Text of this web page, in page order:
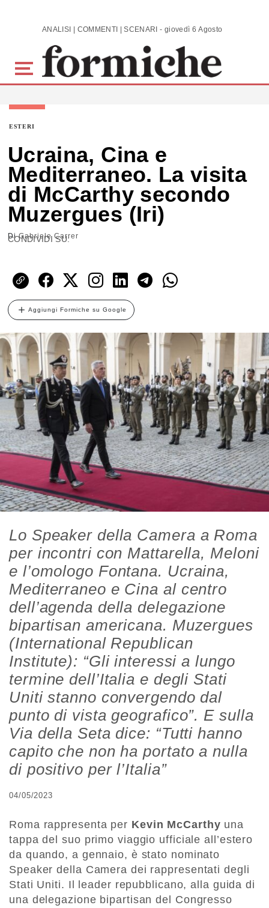
Skip to main content ANALISI | COMMENTI | SCENARI - giovedì 6 Agosto 2026
ESTERI
Ucraina, Cina e
Mediterraneo. La visita
di McCarthy secondo
Muzergues (Iri)
DiGabriele Carrer
CONDIVIDI SU:
Aggiungi Formiche su Google
Lo Speaker della Camera a Roma
per incontri con Mattarella, Meloni
e l’omologo Fontana. Ucraina,
Mediterraneo e Cina al centro
dell’agenda della delegazione
bipartisan americana. Muzergues
(International Republican
Institute): “Gli interessi a lungo
termine dell’Italia e degli Stati
Uniti stanno convergendo dal
punto di vista geografico”. E sulla
Via della Seta dice: “Tutti hanno
capito che non ha portato a nulla
di positivo per l’Italia”
04/05/2023
Roma rappresenta per Kevin McCarthy una
tappa del suo primo viaggio ufficiale all’estero
da quando, a gennaio, è stato nominato
Speaker della Camera dei rappresentati degli
Stati Uniti. Il leader repubblicano, alla guida di
una delegazione bipartisan del Congresso